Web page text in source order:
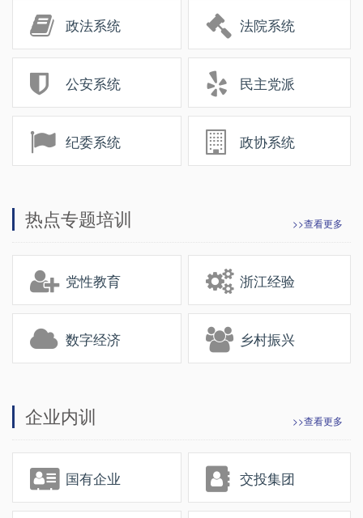
政法系统 法院系统
公安系统 民主党派
纪委系统 政协系统
热点专题培训 >>查看更多
党性教育 浙江经验
数字经济 乡村振兴
企业内训 >>查看更多
国有企业 交投集团